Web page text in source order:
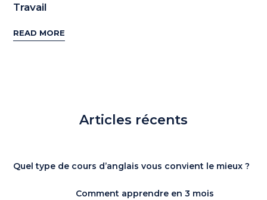
Travail
READ MORE
Articles récents
Quel type de cours d’anglais vous convient le mieux ?
Comment apprendre en 3 mois